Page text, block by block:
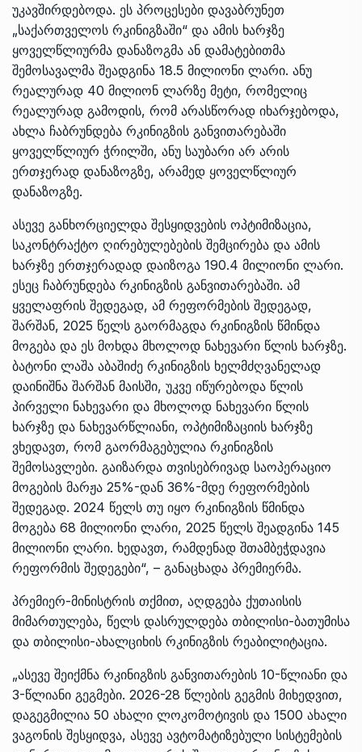
უკავშირდებოდა. ეს პროცესები დავაბრუნეთ
„საქართველოს რკინიგზაში“ და ამის ხარჯზე
ყოველწლიურმა დანაზოგმა ან დამატებითმა
შემოსავალმა შეადგინა 18.5 მილიონი ლარი. ანუ
რეალურად 40 მილიონ ლარზე მეტი, რომელიც
რეალურად გამოდის, რომ არასწორად იხარჯებოდა,
ახლა ჩაბრუნდება რკინიგზის განვითარებაში
ყოველწლიურ ჭრილში, ანუ საუბარი არ არის
ერთჯერად დანაზოგზე, არამედ ყოველწლიურ
დანაზოგზე.
ასევე განხორციელდა შესყიდვების ოპტიმიზაცია,
საკონტრაქტო ღირებულებების შემცირება და ამის
ხარჯზე ერთჯერადად დაიზოგა 190.4 მილიონი ლარი.
ესეც ჩაბრუნდება რკინიგზის განვითარებაში. ამ
ყველაფრის შედეგად, ამ რეფორმების შედეგად,
შარშან, 2025 წელს გაორმაგდა რკინიგზის წმინდა
მოგება და ეს მოხდა მხოლოდ ნახევარი წლის ხარჯზე.
ბატონი ლაშა აბაშიძე რკინიგზის ხელმძღვანელად
დაინიშნა შარშან მაისში, უკვე იწურებოდა წლის
პირველი ნახევარი და მხოლოდ ნახევარი წლის
ხარჯზე და ნახევარწლიანი, ოპტიმიზაციის ხარჯზე
ვხედავთ, რომ გაორმაგებულია რკინიგზის
შემოსავლები. გაიზარდა თვისებრივად საოპერაციო
მოგების მარჟა 25%-დან 36%-მდე რეფორმების
შედეგად. 2024 წელს თუ იყო რკინიგზის წმინდა
მოგება 68 მილიონი ლარი, 2025 წელს შეადგინა 145
მილიონი ლარი. ხედავთ, რამდენად შთამბეჭდავია
რეფორმის შედეგები“, – განაცხადა პრემიერმა.
პრემიერ-მინისტრის თქმით, აღდგება ქუთაისის
მიმართულება, წელს დასრულდება თბილისი-ბათუმისა
და თბილისი-ახალციხის რკინიგზის რეაბილიტაცია.
„ასევე შეიქმნა რკინიგზის განვითარების 10-წლიანი და
3-წლიანი გეგმები. 2026-28 წლების გეგმის მიხედვით,
დაგეგმილია 50 ახალი ლოკომოტივის და 1500 ახალი
ვაგონის შესყიდვა, ასევე ავტომატიზებული სისტემების